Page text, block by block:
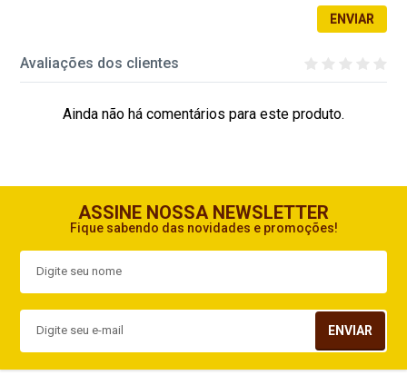
ENVIAR
Avaliações dos clientes
Ainda não há comentários para este produto.
ASSINE NOSSA NEWSLETTER
Fique sabendo das novidades e promoções!
ENVIAR